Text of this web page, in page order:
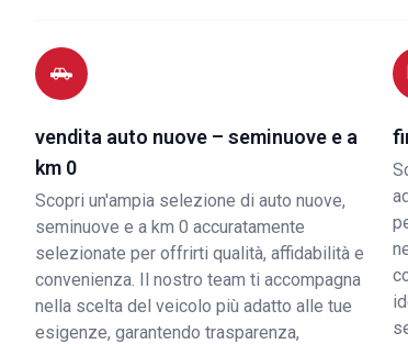
vendita auto nuove – seminuove e a
km 0
Scopri un'ampia selezione di auto nuove,
seminuove e a km 0 accuratamente
selezionate per offrirti qualità, affidabilità e
convenienza. Il nostro team ti accompagna
nella scelta del veicolo più adatto alle tue
esigenze, garantendo trasparenza,